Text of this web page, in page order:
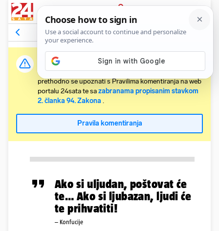
PRIJAVA
Komentari Relevantni
Važna obavijest:
Svaki korisnik koji želi komentirati članke obvezan je
prethodno se upoznati s Pravilima komentiranja na web
portalu 24sata te sazabranama propisanim stavkom
2. članka 94. Zakona .
Pravila komentiranja
Ako si uljudan, poštovat će
te… Ako si ljubazan, ljudi će
te prihvatiti!
– Konfucije